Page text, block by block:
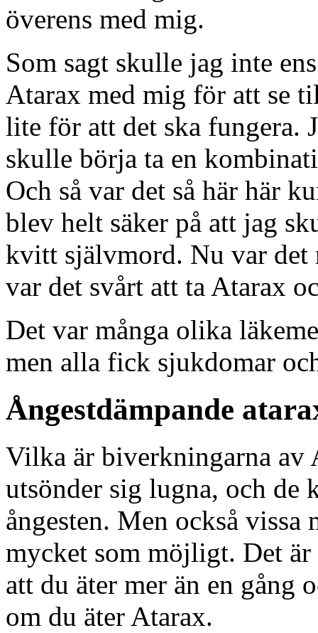
överens med mig.
Som sagt skulle jag inte
Atarax med mig för att se
lite för att det ska fungera.
skulle börja ta en
Och så var det så här här
blev helt säker på att jag
kvitt självmord. Nu var
var det svårt att ta Atarax
Det var många olika
men alla fick sjukdomar
Ångestdämpande
Vilka är biverkningarna av
utsönder sig lugna, och de
ångesten. Men också vissa
mycket som möjligt. Det
att du äter mer än en gång
om du äter Atarax.